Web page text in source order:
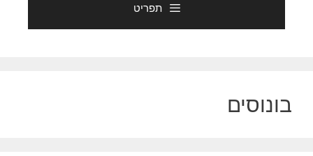
תפריט
בונוסים